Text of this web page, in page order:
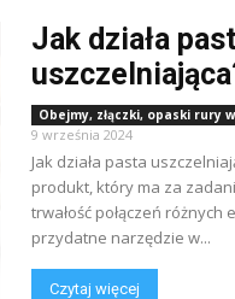
Jak działa
Obejmy, złączki, opaski rury
9 września 2024
Jak działa pasta
produkt, który ma za
trwałość połączeń
przydatne narzędzie w...
Czytaj więcej